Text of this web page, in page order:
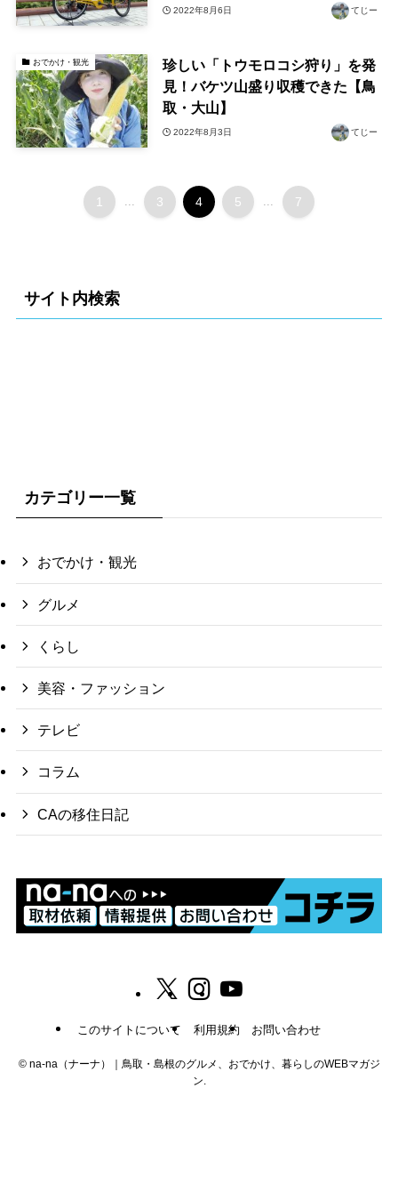
2022年8月6日 てじー
おでかけ・観光
珍しい「トウモロコシ狩り」を発
見！バケツ山盛り収穫できた【鳥
取・大山】
2022年8月3日 てじー
1 3 4 5 7
サイト内検索
カテゴリー一覧
おでかけ・観光
グルメ
くらし
美容・ファッション
テレビ
コラム
CAの移住日記
このサイトについて 利用規約 お問い合わせ
©na-na（ナーナ）｜鳥取・島根のグルメ、おでかけ、暮らしのWEBマガジ
ン.